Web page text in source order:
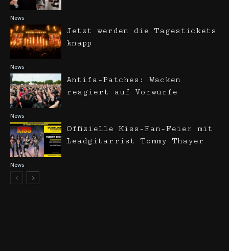
News
News
Jetzt werden die Tagestickets
knapp
News
Antifa-Patches: Wacken
reagiert auf Vorwürfe
News
Offizielle Kiss-Fan-Feier mit
Leadgitarrist Tommy Thayer